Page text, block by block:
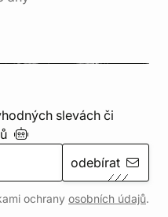
slevách či
odebírat
ochrany osobních údajů.